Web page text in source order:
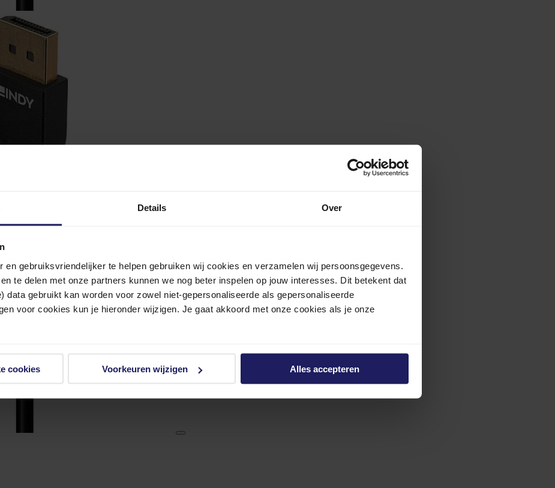
Details Over
en gebruiksvriendelijker te helpen gebruiken wij cookies en verzamelen wij persoonsgegevens.
te delen met onze partners kunnen we nog beter inspelen op jouw interesses. Dit betekent dat
data gebruikt kan worden voor zowel niet-gepersonaliseerde als gepersonaliseerde
voor cookies kun je hieronder wijzigen. Je gaat akkoord met onze cookies als je onze
cookies Voorkeuren wijzigen Alles accepteren